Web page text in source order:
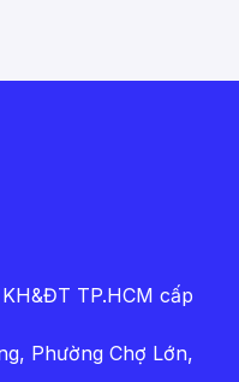
TP.HCM cấp
Phường Chợ Lớn,